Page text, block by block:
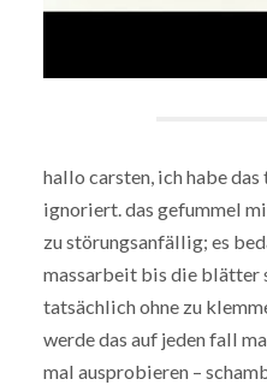
hallo carsten, ich habe
ignoriert. das gefummel
zu störungsanfällig; es
massarbeit bis die blätter
tatsächlich ohne zu
werde das auf jeden fall
mal ausprobieren –